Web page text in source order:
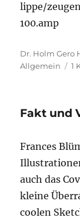
lippe/
100.amp
Autor
Dr. Holm Gero
Allgemein
1
Fakt und
Frances
auch das
kleine
coolen